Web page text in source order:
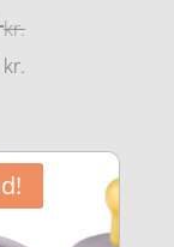
kr.Den
39,95 kr..
kr.
er:
31,96 kr..